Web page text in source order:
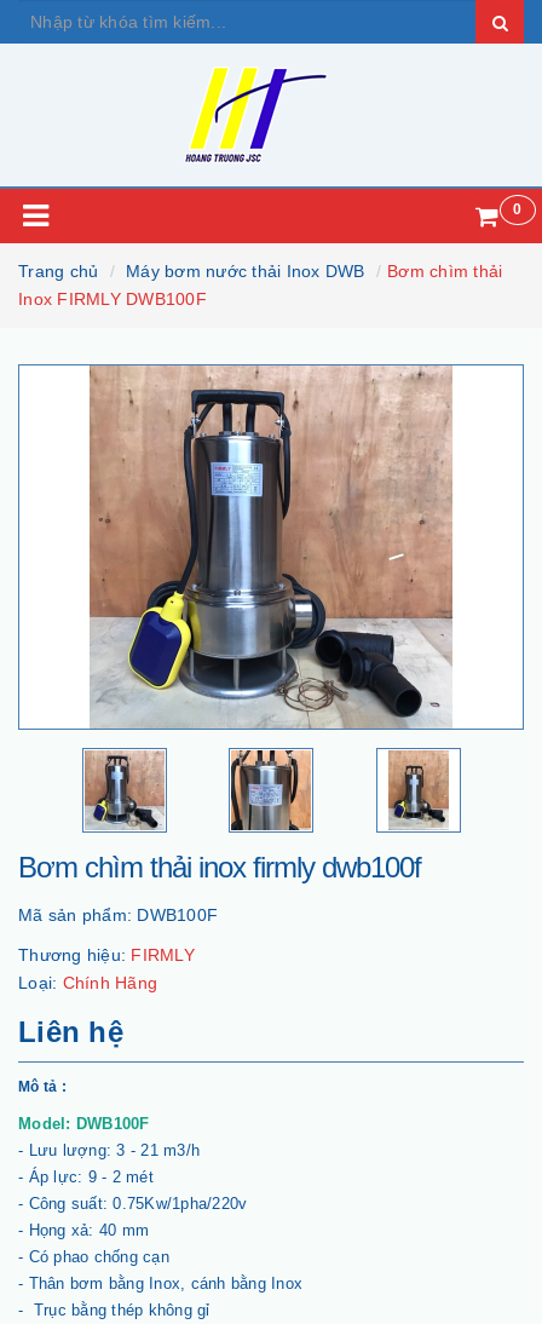
0
Trang chủ Máy bơm nước thải Inox DWB
Bơm chìm thải
Inox FIRMLY DWB100F
Bơm chìm thải inox firmly dwb100f
Mã sản phẩm: DWB100F
Thương hiệu: FIRMLY
Loại: Chính Hãng
Liên hệ
Mô tả :
Model: DWB100F
- Lưu lượng: 3 - 21 m3/h
- Áp lực: 9 - 2 mét
- Công suất: 0.75Kw/1pha/220v
- Họng xả: 40 mm
- Có phao chống cạn
- Thân bơm bằng Inox, cánh bằng Inox
- Trục bằng thép không gỉ